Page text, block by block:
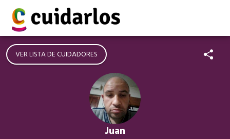
VER LISTA DE CUIDADORES
Juan